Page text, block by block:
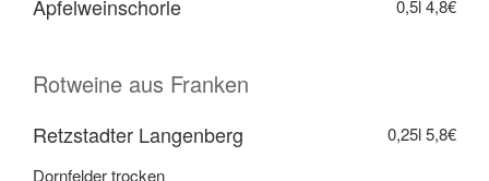
Apfelweinschorle 0,5l4,8€
Rotweine aus Franken
Retzstadter Langenberg 0,25l5,8€
Dornfelder trocken